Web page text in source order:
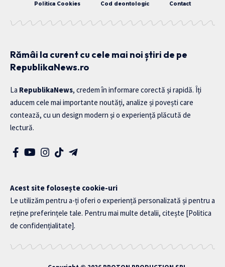
Politica Cookies
Cod deontologic Contact
Rămâi la curent cu cele mai noi știri de pe
RepublikaNews.ro
La RepublikaNews, credem în informare corectă și rapidă. Îți
aducem cele mai importante noutăți, analize și povești care
contează, cu un design modern și o experiență plăcută de
lectură.
Acest site folosește cookie-uri
Le utilizăm pentru a-ți oferi o experiență personalizată și pentru a
reține preferințele tale. Pentru mai multe detalii, citește [Politica
de confidențialitate].